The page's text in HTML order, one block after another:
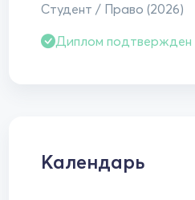
Студент / Право (2026)
Диплом подтвержден
Календарь